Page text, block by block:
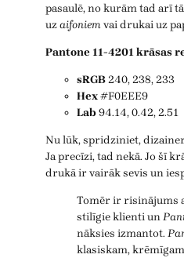
pasaulē, no kurām tad arī
uzaifoniemvai drukai uz
Pantone 11-4201 krāsas
sRGB240, 238, 233
Hex#F0EEE9
Lab94.14, 0.42, 2.51
Nu lūk, spridziniet,
Ja precīzi, tad nekā. Jo šī
drukā ir vairāk sevis un
Tomēr ir risinājums
stilīgie klienti un
nāksies izmantot.
klasiskam,